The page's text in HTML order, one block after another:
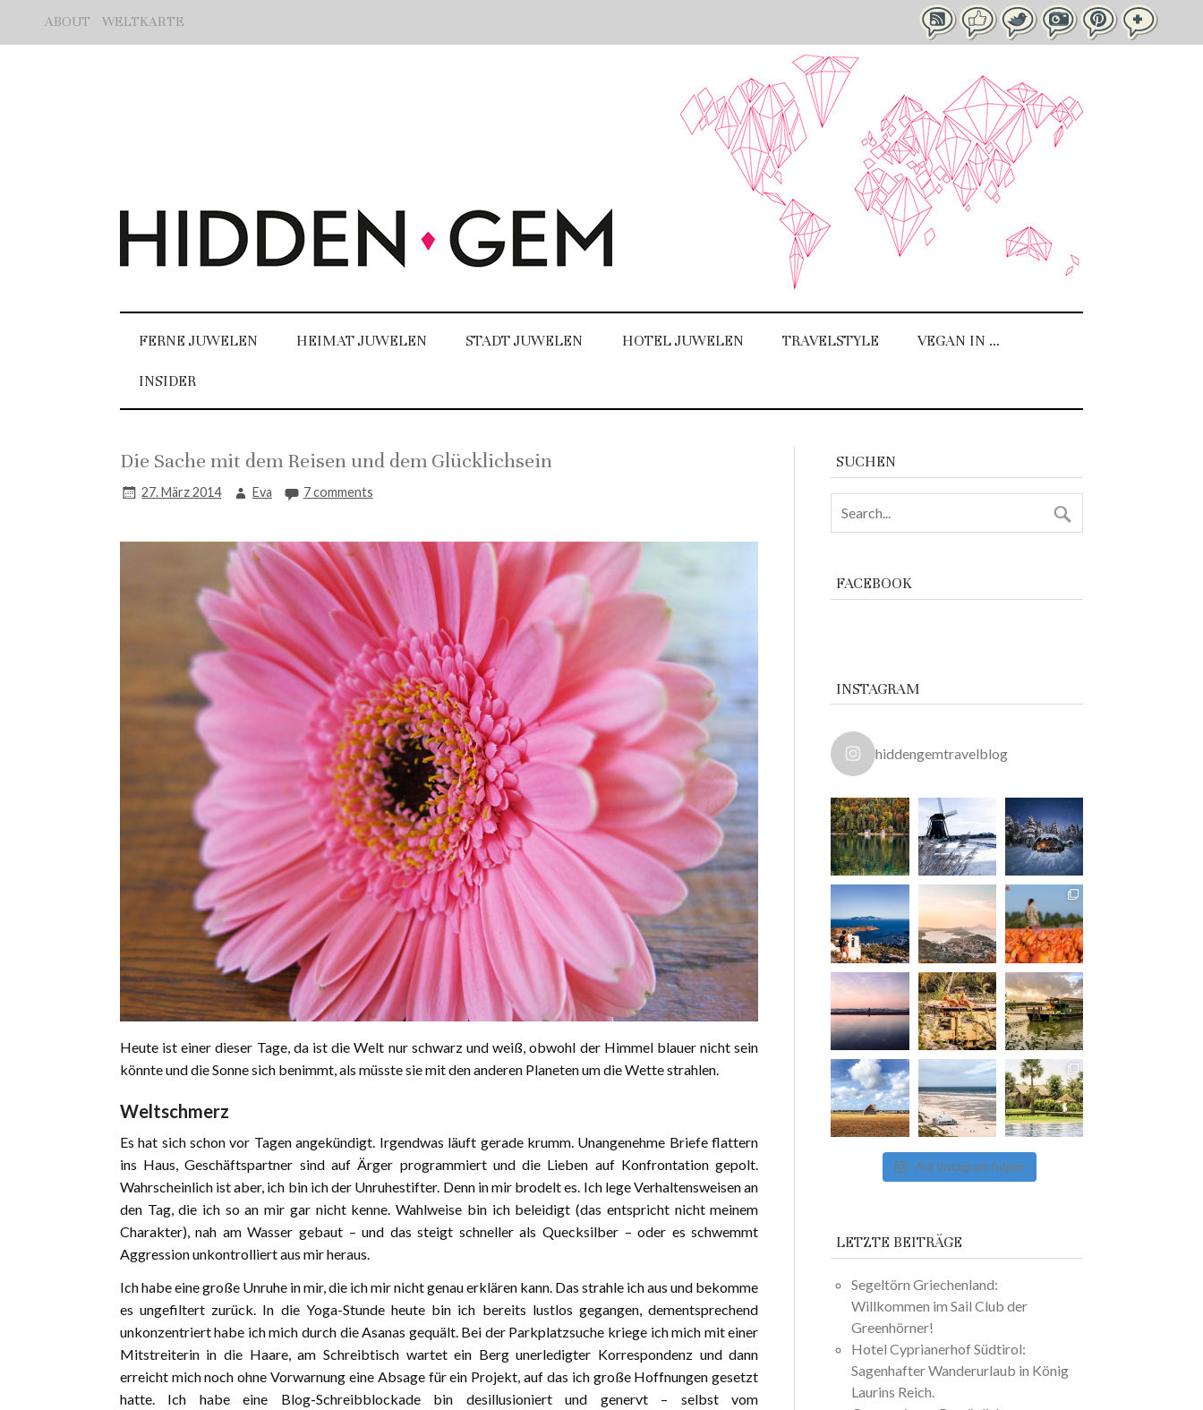
ABOUT WELTKARTE
FERNE JUWELEN HEIMAT JUWELEN STADT JUWELEN HOTEL JUWELEN TRAVELSTYLE VEGAN IN …
INSIDER
Die Sache mit dem Reisen und dem Glücklichsein
27. März 2014 Eva 7 comments
Heute ist einer dieser Tage, da ist die Welt nur schwarz und weiß, obwohl der Himmel blauer nicht sein
könnte und die Sonne sich benimmt, als müsste sie mit den anderen Planeten um die Wette strahlen.
Weltschmerz
Es hat sich schon vor Tagen angekündigt. Irgendwas läuft gerade krumm. Unangenehme Briefe flattern
ins Haus, Geschäftspartner sind auf Ärger programmiert und die Lieben auf Konfrontation gepolt.
Wahrscheinlich ist aber, ich bin ich der Unruhestifter. Denn in mir brodelt es. Ich lege Verhaltensweisen an
den Tag, die ich so an mir gar nicht kenne. Wahlweise bin ich beleidigt (das entspricht nicht meinem
Charakter), nah am Wasser gebaut – und das steigt schneller als Quecksilber – oder es schwemmt
Aggression unkontrolliert aus mir heraus.
Ich habe eine große Unruhe in mir, die ich mir nicht genau erklären kann. Das strahle ich aus und bekomme
es ungefiltert zurück. In die Yoga-Stunde heute bin ich bereits lustlos gegangen, dementsprechend
unkonzentriert habe ich mich durch die Asanas gequält. Bei der Parkplatzsuche kriege ich mich mit einer
Mitstreiterin in die Haare, am Schreibtisch wartet ein Berg unerledigter Korrespondenz und dann
erreicht mich noch ohne Vorwarnung eine Absage für ein Projekt, auf das ich große Hoffnungen gesetzt
hatte. Ich habe eine Blog-Schreibblockade bin desillusioniert und genervt – selbst vom
SUCHEN
FACEBOOK
INSTAGRAM
hiddengemtravelblog
Auf Instagram folgen
LETZTE BEITRÄGE
Segeltörn Griechenland:
Willkommen im Sail Club der
Greenhörner!
Hotel Cyprianerhof Südtirol:
Sagenhafter Wanderurlaub in König
Laurins Reich.